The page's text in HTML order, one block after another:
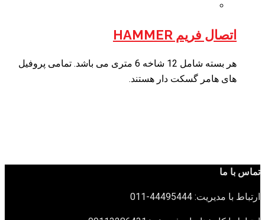
اتصال فریم HAMMER
هر بسته شامل 12 شاخه 6 متری می باشد. تمامی پروفیل
های هامر گسکت دار هستند.
تماس با ما
ارتباط با مدیریت: 44495444-011